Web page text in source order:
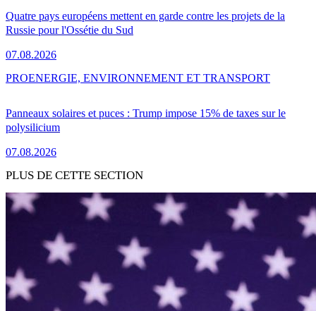
Quatre pays européens mettent en garde contre les projets de la
Russie pour l'Ossétie du Sud
07.08.2026
Panneaux solaires et puces : Trump impose 15% de taxes sur le
polysilicium
07.08.2026
PROENERGIE, ENVIRONNEMENT ET TRANSPORT
PLUS DE CETTE SECTION